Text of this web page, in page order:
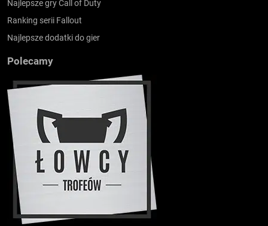
Najlepsze gry Call of Duty
Ranking serii Fallout
Najlepsze dodatki do gier
Polecamy